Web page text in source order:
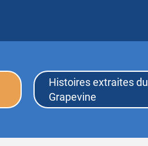
Histoires extraites du
Grapevine